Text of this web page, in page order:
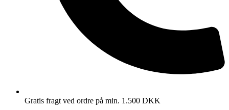
Gratis fragt ved ordre på min. 1.500 DKK